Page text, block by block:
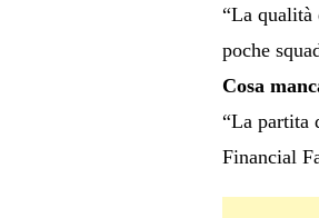
“La qualità
poche
Cosa
“La partita
Financial